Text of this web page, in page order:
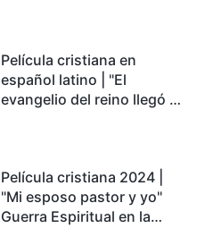
conmovedor
Película cristiana en
español latino | "El
evangelio del reino llegó a
Película cristiana 2024 |
"Mi esposo pastor y yo"
Guerra Espiritual en la